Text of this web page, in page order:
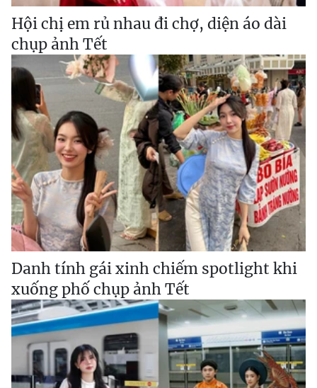
Hội chị em rủ nhau đi chợ, diện áo dài
chụp ảnh Tết
Danh tính gái xinh chiếm spotlight khi
xuống phố chụp ảnh Tết